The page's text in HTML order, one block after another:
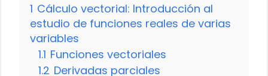
1 Cálculo vectorial: Introducción al
estudio de funciones reales de varias
variables
1.1 Funciones vectoriales
1.2 Derivadas parciales